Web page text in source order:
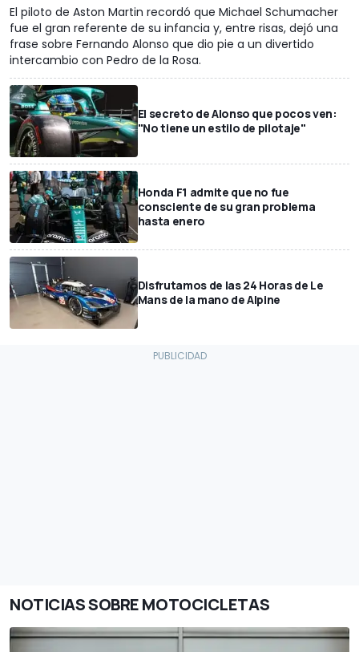
El piloto de Aston Martin recordó que Michael Schumacher
fue el gran referente de su infancia y, entre risas, dejó una
frase sobre Fernando Alonso que dio pie a un divertido
intercambio con Pedro de la Rosa.
El secreto de Alonso que pocos ven:
"No tiene un estilo de pilotaje"
Honda F1 admite que no fue
consciente de su gran problema
hasta enero
Disfrutamos de las 24 Horas de Le
Mans de la mano de Alpine
NOTICIAS SOBRE MOTOCICLETAS